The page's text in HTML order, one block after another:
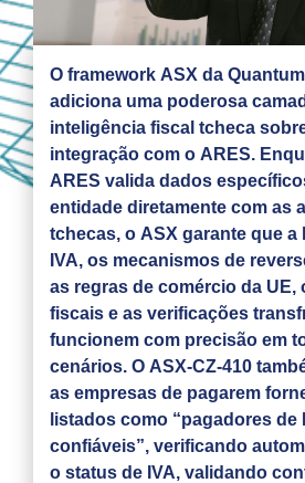
O framework ASX da
adiciona uma poderosa
inteligência fiscal tcheca
integração com o ARES.
ARES valida dados
entidade diretamente com as
tchecas, o ASX garante que a
IVA, os mecanismos de
as regras de comércio da UE,
fiscais e as verificações
funcionem com precisão em
cenários. O ASX-CZ-410
as empresas de pagarem
listados como “pagadores de
confiáveis”, verificando
o status de IVA, validando